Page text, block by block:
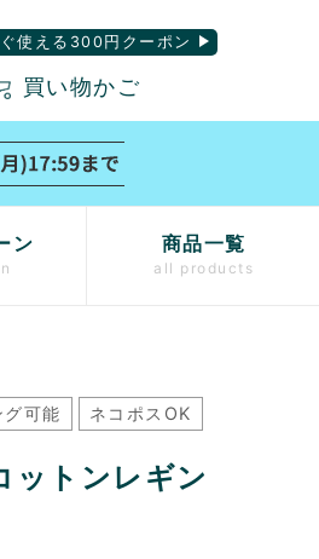
使える300円クーポン
買い物かご
ン 商品一覧
all products
可能 ネコポスOK
ットンレギン